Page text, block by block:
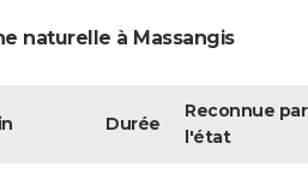
naturelle à Massangis
Durée
Reconnue par
l'état